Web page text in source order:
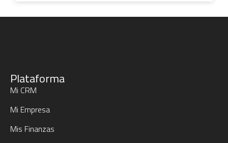
Plataforma
Mi CRM
Mi Empresa
Mis Finanzas